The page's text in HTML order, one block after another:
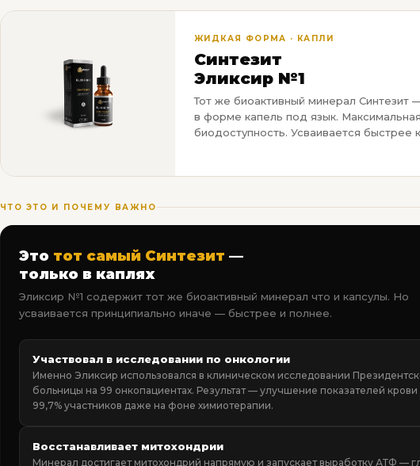
ЖИДКАЯ ФОРМА · КАПЛИ
Синтезит
Эликсир №1
Тот же биоактивный минерал Синтезит
в форме капель под язык. Максимальная
биодоступность. Усваивается быстрее
ЧТО ЭТО И ПОЧЕМУ ВАЖНО
Это тот самый Синтезит —
только в каплях
Эликсир №1 содержит тот же биоактивный минерал что и капсулы. Но
усваивается принципиально иначе — быстрее и полнее.
Участвовал в исследовании по онкологии
Именно Эликсир использовался в клиническом исследовании
больницы на 99 онкопациентах. Результат — улучшение показателей крови
99,7% участников даже на фоне химиотерапии.
Восстанавливает митохондрии
Минерал достигает митохондрий напрямую и запускает выработку АТФ —